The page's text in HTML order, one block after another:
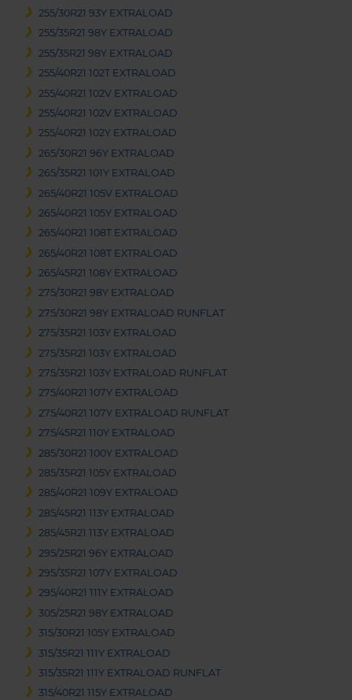
255/30R21 93Y EXTRALOAD
255/35R21 98Y EXTRALOAD
255/35R21 98Y EXTRALOAD
255/40R21 102T EXTRALOAD
255/40R21 102V EXTRALOAD
255/40R21 102V EXTRALOAD
255/40R21 102Y EXTRALOAD
265/30R21 96Y EXTRALOAD
265/35R21 101Y EXTRALOAD
265/40R21 105V EXTRALOAD
265/40R21 105Y EXTRALOAD
265/40R21 108T EXTRALOAD
265/40R21 108T EXTRALOAD
265/45R21 108Y EXTRALOAD
275/30R21 98Y EXTRALOAD
275/30R21 98Y EXTRALOAD RUNFLAT
275/35R21 103Y EXTRALOAD
275/35R21 103Y EXTRALOAD
275/35R21 103Y EXTRALOAD RUNFLAT
275/40R21 107Y EXTRALOAD
275/40R21 107Y EXTRALOAD RUNFLAT
275/45R21 110Y EXTRALOAD
285/30R21 100Y EXTRALOAD
285/35R21 105Y EXTRALOAD
285/40R21 109Y EXTRALOAD
285/45R21 113Y EXTRALOAD
285/45R21 113Y EXTRALOAD
295/25R21 96Y EXTRALOAD
295/35R21 107Y EXTRALOAD
295/40R21 111Y EXTRALOAD
305/25R21 98Y EXTRALOAD
315/30R21 105Y EXTRALOAD
315/35R21 111Y EXTRALOAD
315/35R21 111Y EXTRALOAD RUNFLAT
315/40R21 115Y EXTRALOAD